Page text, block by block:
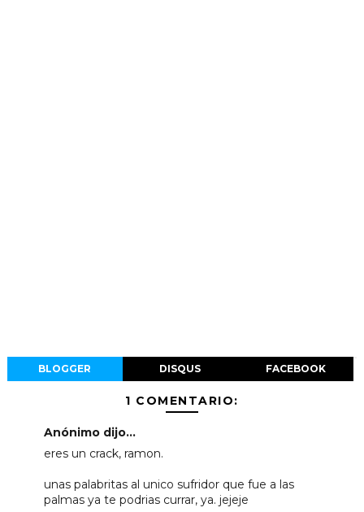
BLOGGER DISQUS FACEBOOK
1 COMENTARIO:
Anónimo dijo...
eres un crack, ramon.
unas palabritas al unico sufridor que fue a las
palmas ya te podrias currar, ya. jejeje